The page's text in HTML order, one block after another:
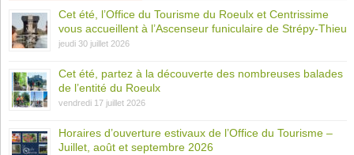
Cet été, l’Office du Tourisme du Roeulx et Centrissime
vous accueillent à l’Ascenseur funiculaire de Strépy-Thieu
jeudi 30 juillet 2026
Cet été, partez à la découverte des nombreuses balades
de l’entité du Roeulx
vendredi 17 juillet 2026
Horaires d’ouverture estivaux de l’Office du Tourisme –
Juillet, août et septembre 2026